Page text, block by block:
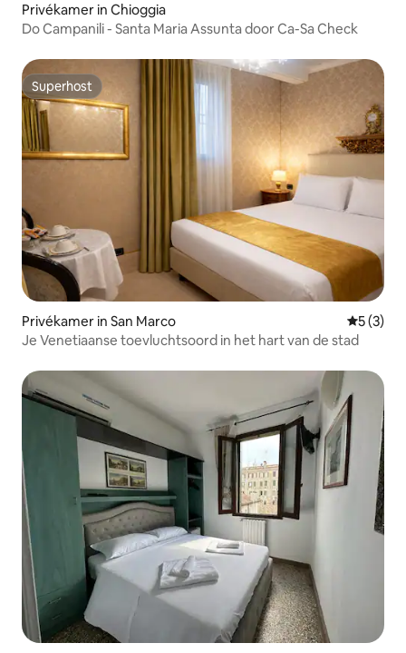
Privékamer in Chioggia
Do Campanili - Santa Maria Assunta door Ca-Sa Check
Superhost
Superhost
Privékamer in San Marco
5 (3)
Je Venetiaanse toevluchtsoord in het hart van de stad